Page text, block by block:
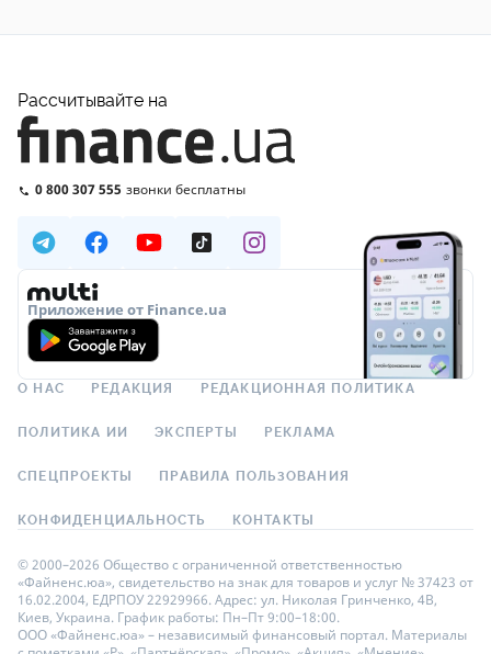
Рассчитывайте на
0 800 307 555 звонки бесплатны
Приложение от Finance.ua
О НАС РЕДАКЦИЯ РЕДАКЦИОННАЯ ПОЛИТИКА
ПОЛИТИКА ИИ ЭКСПЕРТЫ РЕКЛАМА
СПЕЦПРОЕКТЫ ПРАВИЛА ПОЛЬЗОВАНИЯ
КОНФИДЕНЦИАЛЬНОСТЬ КОНТАКТЫ
© 2000–2026 Общество с ограниченной ответственностью
«Файненс.юа», свидетельство на знак для товаров и услуг № 37423 от
16.02.2004, ЕДРПОУ 22929966. Адрес: ул. Николая Гринченко, 4В,
Киев, Украина. График работы: Пн–Пт 9:00–18:00.
ООО «Файненс.юа» – независимый финансовый портал. Материалы